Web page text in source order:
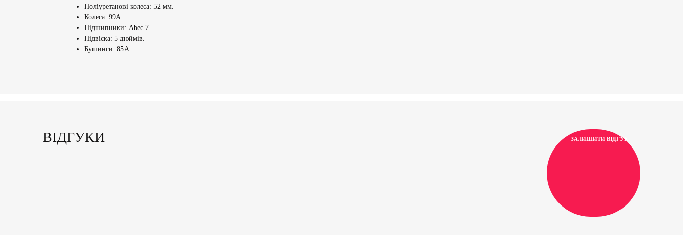
Поліуретанові колеса: 52 мм.
Колеса: 99А.
Підшипники: Abec 7.
Підвіска: 5 дюймів.
Бушинги: 85А.
ВІДГУКИ ЗАЛИШИТИ ВІДГУК